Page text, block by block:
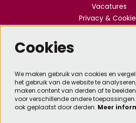
Vacatures
Privacy &
Meld je aan voor de
Aanmelden
Cookies
We maken gebruik van cookies en
het gebruik van de website te
maken content van derden af te
voor verschillende andere
ook geplaatst door derden. Meer